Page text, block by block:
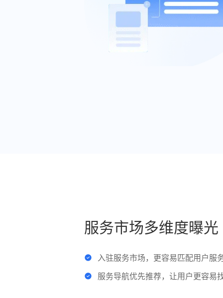
服务市场多维度曝光
入驻服务市场，更容易匹配用户服
服务导航优先推荐，让用户更容易